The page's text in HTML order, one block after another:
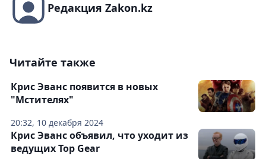
Редакция Zakon.kz
Читайте также
20:32, 10 декабря 2024
Крис Эванс появится в новых
"Мстителях"
Крис Эванс объявил, что уходит из
ведущих Top Gear